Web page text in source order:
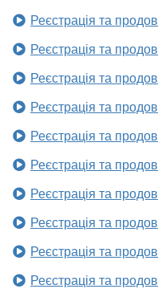
Реєстрація та
Реєстрація та
Реєстрація та
Реєстрація та
Реєстрація та
Реєстрація та
Реєстрація та
Реєстрація та
Реєстрація та
Реєстрація та